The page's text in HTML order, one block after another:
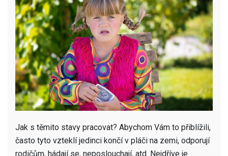
Jak s těmito stavy pracovat? Abychom Vám to přiblížili,
často tyto vzteklí jedinci končí v pláči na zemi, odporují
rodičům, hádají se, neposlouchají, atd. Nejdříve je